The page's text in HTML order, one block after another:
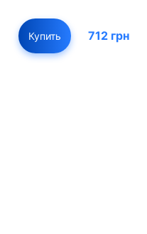
Купить 712 грн